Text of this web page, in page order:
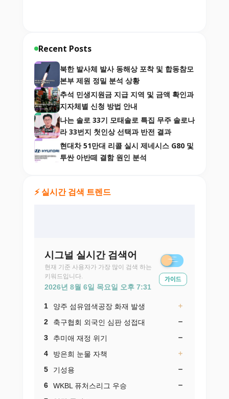
Recent Posts
북한 발사체 발사 동해상 포착 및 합동참모
본부 제원 정밀 분석 상황
추석 민생지원금 지급 지역 및 금액 확인과
지자체별 신청 방법 안내
나는 솔로 33기 모태솔로 특집 무주 솔로나
라 33번지 첫인상 선택과 반전 결과
현대차 51만대 리콜 실시 제네시스 G80 및
투싼 아반떼 결함 원인 분석
⚡ 실시간 검색 트렌드